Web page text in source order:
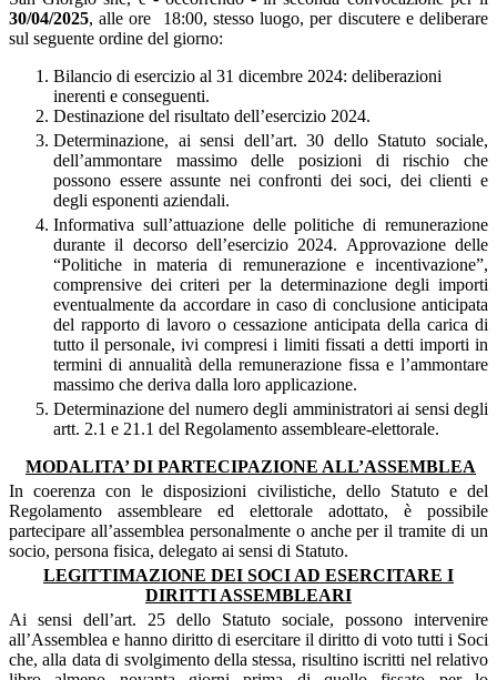
30/04/2025, alle ore 18:00, stesso luogo, per discutere e deliberare
sul seguente ordine del giorno:
Bilancio di esercizio al 31 dicembre 2024: deliberazioni
inerenti e conseguenti.
Destinazione del risultato dell’esercizio 2024.
Determinazione, ai sensi dell’art. 30 dello Statuto sociale,
dell’ammontare massimo delle posizioni di rischio che
possono essere assunte nei confronti dei soci, dei clienti e
degli esponenti aziendali.
Informativa sull’attuazione delle politiche di remunerazione
durante il decorso dell’esercizio 2024. Approvazione delle
“Politiche in materia di remunerazione e incentivazione”,
comprensive dei criteri per la determinazione degli importi
eventualmente da accordare in caso di conclusione anticipata
del rapporto di lavoro o cessazione anticipata della carica di
tutto il personale, ivi compresi i limiti fissati a detti importi in
termini di annualità della remunerazione fissa e l’ammontare
massimo che deriva dalla loro applicazione.
Determinazione del numero degli amministratori ai sensi degli
artt. 2.1 e 21.1 del Regolamento assembleare-elettorale.
MODALITA’ DI PARTECIPAZIONE ALL’ASSEMBLEA
In coerenza con le disposizioni civilistiche, dello Statuto e del
Regolamento assembleare ed elettorale adottato, è possibile
partecipare all’assemblea personalmente o anche per il tramite di un
socio, persona fisica, delegato ai sensi di Statuto.
LEGITTIMAZIONE DEI SOCI AD ESERCITARE I
DIRITTI ASSEMBLEARI
Ai sensi dell’art. 25 dello Statuto sociale, possono intervenire
all’Assemblea e hanno diritto di esercitare il diritto di voto tutti i Soci
che, alla data di svolgimento della stessa, risultino iscritti nel relativo